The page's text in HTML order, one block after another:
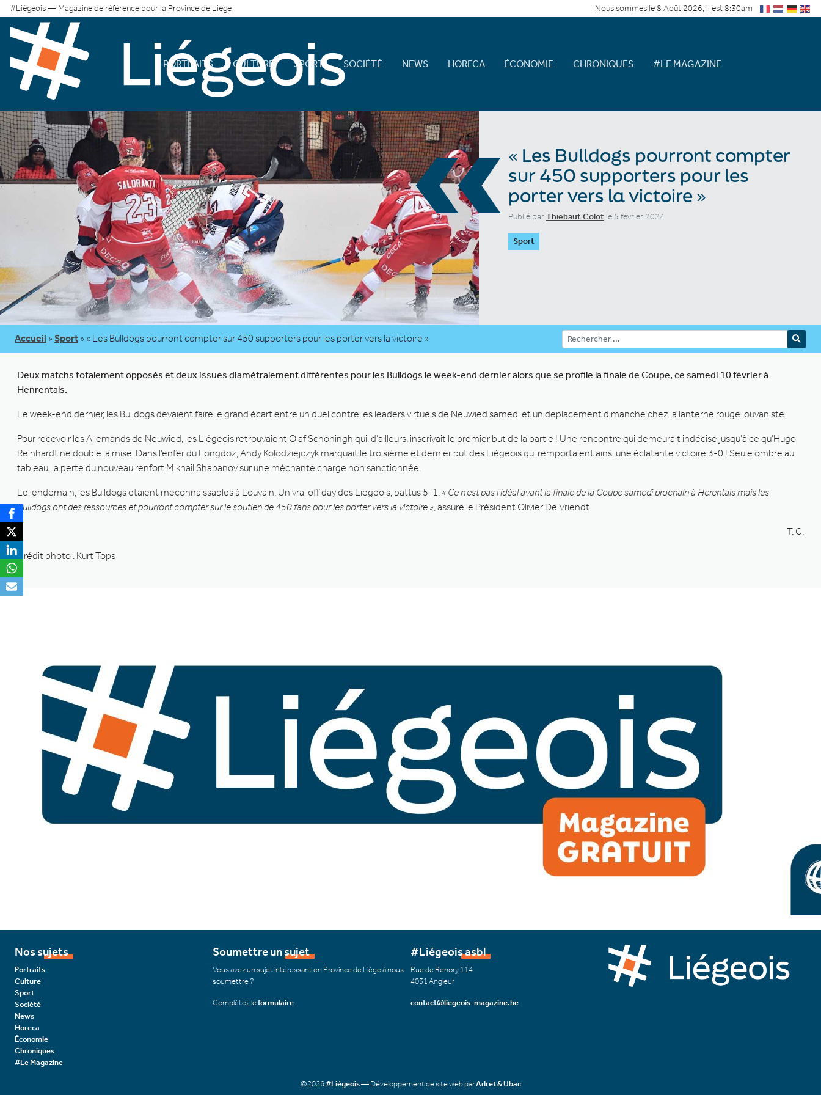
#Liégeois — Magazine de référence pour la Province de Liège Nous sommes le 8 Août 2026, il est 8:30am
PORTRAITS CULTURE SPORT SOCIÉTÉ NEWS HORECA ÉCONOMIE CHRONIQUES #LE MAGAZINE
«« Les Bulldogs pourront compter
sur 450 supporters pour les
porter vers la victoire »
Publié parThiebaut Colot le 5 février 2024
Sport
Accueil » Sport » « Les Bulldogs pourront compter sur 450 supporters pour les porter vers la victoire »
Deux matchs totalement opposés et deux issues diamétralement différentes pour les Bulldogs le week-end dernier alors que se profile la finale de Coupe, ce samedi 10 février à
Henrentals.
Le week-end dernier, les Bulldogs devaient faire le grand écart entre un duel contre les leaders virtuels de Neuwied samedi et un déplacement dimanche chez la lanterne rouge louvaniste.
Pour recevoir les Allemands de Neuwied, les Liégeois retrouvaient Olaf Schöningh qui, d’ailleurs, inscrivait le premier but de la partie ! Une rencontre qui demeurait indécise jusqu’à ce qu’Hugo
Reinhardt ne double la mise. Dans l’enfer du Longdoz, Andy Kolodziejczyk marquait le troisième et dernier but des Liégeois qui remportaient ainsi une éclatante victoire 3-0 ! Seule ombre au
tableau, la perte du nouveau renfort Mikhail Shabanov sur une méchante charge non sanctionnée.
Le lendemain, les Bulldogs étaient méconnaissables à Louvain. Un vrai off day des Liégeois, battus 5-1. « Ce n’est pas l’idéal avant la finale de la Coupe samedi prochain à Herentals mais les
Bulldogs ont des ressources et pourront compter sur le soutien de 450 fans pour les porter vers la victoire », assure le Président Olivier De Vriendt.
T. C.
Crédit photo : Kurt Tops
Nos sujets
Portraits
Culture
Sport
Société
News
Horeca
Économie
Chroniques
#Le Magazine
Soumettre un sujet
Vous avez un sujet intéressant en Province de Liège à nous
soumettre ?
Complétez leformulaire
#Liégeois asbl
Rue de Renory 114
4031 Angleur
contact@liegeois-magazine.be
©2026#Liégeois— Développement de site web parAdret & Ubac